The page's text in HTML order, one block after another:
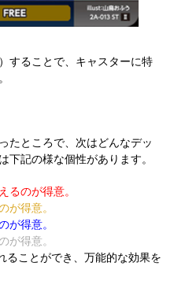
することで、キャスターに特
たところで、次はどんなデッ
記の様な個性があります。
のが得意。
得意。
得意。
得意。
ることができ、万能的な効果を